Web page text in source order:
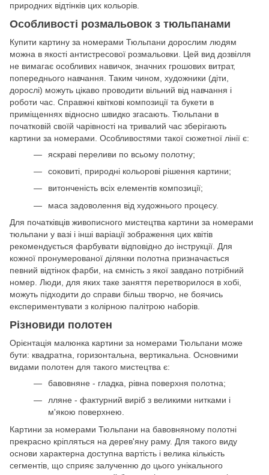
природних відтінків цих кольорів.
Особливості розмальовок з тюльпанами
Купити картину за номерами Тюльпани дорослим людям
можна в якості антистресової розмальовки. Цей вид дозвілля
не вимагає особливих навичок, значних грошових витрат,
попереднього навчання. Таким чином, художники (діти,
дорослі) можуть цікаво проводити вільний від навчання і
роботи час. Справжні квіткові композиції та букети в
приміщеннях відносно швидко згасають. Тюльпани в
початковій своїй чарівності на тривалий час зберігають
картини за номерами. Особливостями такої сюжетної лінії є:
яскраві переливи по всьому полотну;
соковиті, природні кольорові рішення картини;
витонченість всіх елементів композиції;
маса задоволення від художнього процесу.
Для початківців живописного мистецтва картини за номерами
тюльпани у вазі і інші варіації зображення цих квітів
рекомендується фарбувати відповідно до інструкції. Для
кожної пронумерованої ділянки полотна призначається
певний відтінок фарби, на ємність з якої завдано потрібний
номер. Люди, для яких таке заняття перетворилося в хобі,
можуть підходити до справи більш творчо, не боячись
експериментувати з колірною палітрою наборів.
Різновиди полотен
Орієнтація малюнка картини за номерами Тюльпани може
бути: квадратна, горизонтальна, вертикальна. Основними
видами полотен для такого мистецтва є:
бавовняне - гладка, рівна поверхня полотна;
лляне - фактурний виріб з великими нитками і
м'якою поверхнею.
Картини за номерами Тюльпани на бавовняному полотні
прекрасно кріпляться на дерев'яну раму. Для такого виду
основи характерна доступна вартість і велика кількість
сегментів, що сприяє залученню до цього унікального